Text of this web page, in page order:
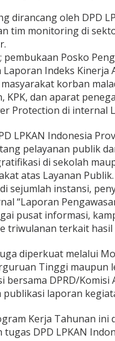
dirancang oleh DPD
tim monitoring di
pembukaan Posko
Laporan Indeks
korban
KPK, dan aparat
Protection di internal
LPKAN Indonesia
pelayanan publik
di sekolah
atas Layanan
sejumlah instansi,
“Laporan
pusat informasi,
triwulanan terkait hasil
diperkuat melalui
Tinggi maupun
bersama DPRD/
publikasi laporan
Kerja Tahunan
tugas DPD LPKAN